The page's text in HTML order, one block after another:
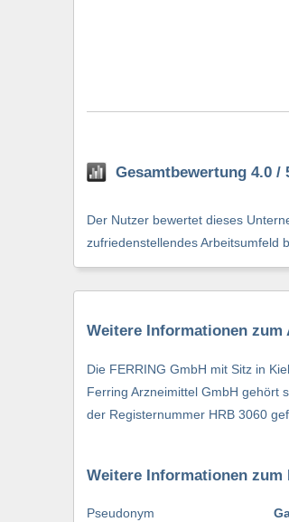
Gesamtbewertung 4.0 /
Der Nutzer bewertet dieses
zufriedenstellendes Arbeitsumfeld
Weitere Informationen zum
Die FERRING GmbH mit Sitz in
Ferring Arzneimittel GmbH gehört
der Registernummer HRB 3060
Weitere Informationen zum
Pseudonym